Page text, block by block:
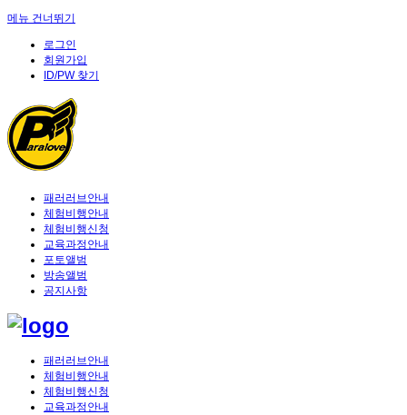
메뉴 건너뛰기
로그인
회원가입
ID/PW 찾기
패러러브안내
체험비행안내
체험비행신청
교육과정안내
포토앨범
방송앨범
공지사항
패러러브안내
체험비행안내
체험비행신청
교육과정안내